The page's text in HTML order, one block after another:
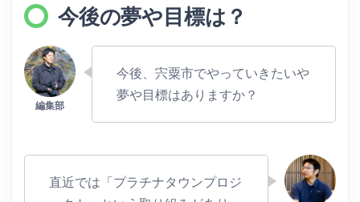
今後の夢や目標は？
今後、宍粟市でやっていきたいや
夢や目標はありますか？
直近では「プラチナタウンプロジ